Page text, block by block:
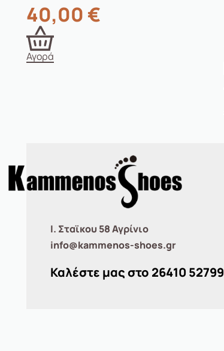
40,00 €
Αγορά
Ι. Σταϊκου 58 Αγρίνιο
info@kammenos-shoes.gr
Καλέστε μας στο 26410 52799